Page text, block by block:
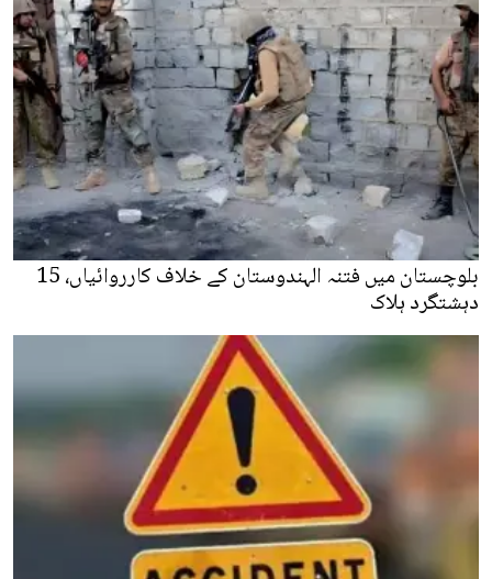
بلوچستان میں فتنہ الہندوستان کے خلاف کارروائیاں، 15
دہشتگرد ہلاک